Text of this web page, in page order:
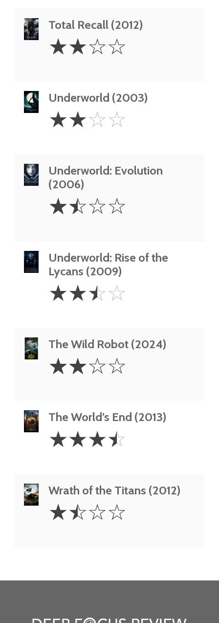
Total Recall (2012)
Stars
☆☆☆☆
Underworld (2003)
Stars
☆☆☆☆
Underworld: Evolution
(2006)
1.5
Stars
☆☆☆☆
Underworld: Rise of the
Lycans (2009)
2.5
Stars
☆☆☆☆
The Wild Robot (2024)
Stars
☆☆☆☆
The World’s End (2013)
3.5
Stars
☆☆☆☆
Wrath of the Titans (2012)
1.5
Stars
☆☆☆☆